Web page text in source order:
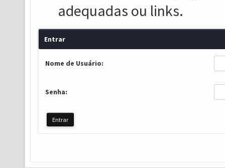
adequadas ou links.
Entrar
Nome de Usuário:
Senha: